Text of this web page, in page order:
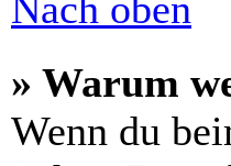
» Warum
Wenn du